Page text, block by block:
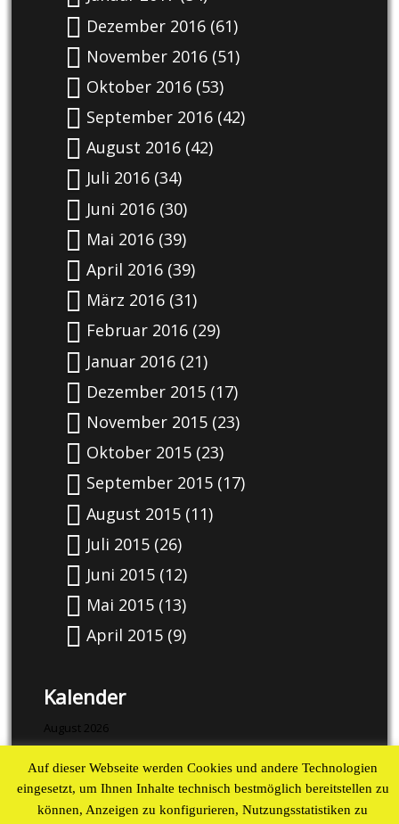
Dezember 2016(61)
November 2016(51)
Oktober 2016(53)
September 2016(42)
August 2016(42)
Juli 2016(34)
Juni 2016(30)
Mai 2016(39)
April 2016(39)
März 2016(31)
Februar 2016(29)
Januar 2016(21)
Dezember 2015(17)
November 2015(23)
Oktober 2015(23)
September 2015(17)
August 2015(11)
Juli 2015(26)
Juni 2015(12)
Mai 2015(13)
April 2015(9)
Kalender
August 2026
M D M D F S
S
1
2
3
4 5 6 7 8 9
Auf dieser Webseite werden Cookies und andere Technologien
eingesetzt, um Ihnen Inhalte technisch bestmöglich bereitstellen zu
können, Anzeigen zu konfigurieren, Nutzungsstatistiken zu